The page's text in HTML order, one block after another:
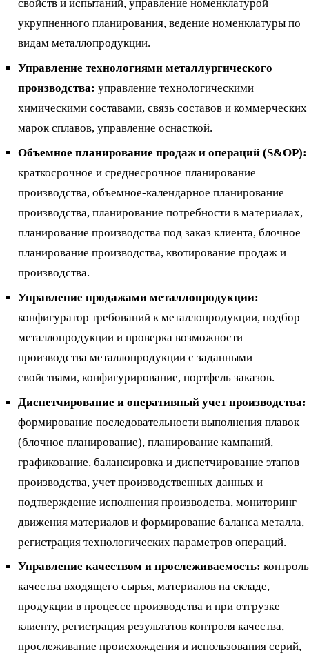
свойств и испытаний, управление номенклатурой
укрупненного планирования, ведение номенклатуры по
видам металлопродукции.
Управление технологиями металлургического
производства: управление технологическими
химическими составами, связь составов и коммерческих
марок сплавов, управление оснасткой.
Объемное планирование продаж и операций (S&OP):
краткосрочное и среднесрочное планирование
производства, объемное-календарное планирование
производства, планирование потребности в материалах,
планирование производства под заказ клиента, блочное
планирование производства, квотирование продаж и
производства.
Управление продажами металлопродукции:
конфигуратор требований к металлопродукции, подбор
металлопродукции и проверка возможности
производства металлопродукции с заданными
свойствами, конфигурирование, портфель заказов.
Диспетчирование и оперативный учет производства:
формирование последовательности выполнения плавок
(блочное планирование), планирование кампаний,
графикование, балансировка и диспетчирование этапов
производства, учет производственных данных и
подтверждение исполнения производства, мониторинг
движения материалов и формирование баланса металла,
регистрация технологических параметров операций.
Управление качеством и прослеживаемость: контроль
качества входящего сырья, материалов на складе,
продукции в процессе производства и при отгрузке
клиенту, регистрация результатов контроля качества,
прослеживание происхождения и использования серий,